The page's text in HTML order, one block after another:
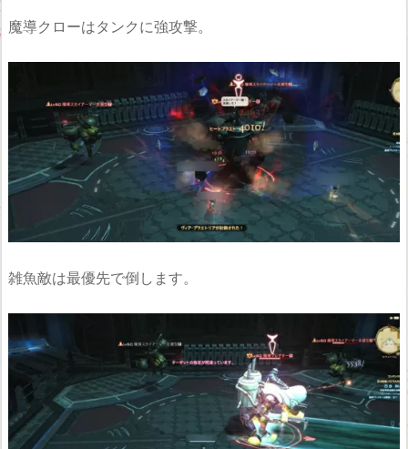
魔導クローはタンクに強攻撃。
雑魚敵は最優先で倒します。